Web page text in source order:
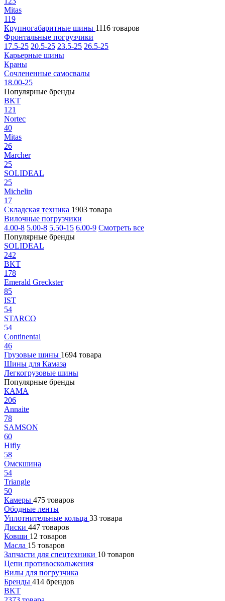
Mitas
119
Крупногабаритные шины 1116 товаров
Фронтальные погрузчики
17.5-25 20.5-25 23.5-25 26.5-25
Карьерные шины
Краны
Сочлененные самосвалы
18.00-25
Популярные бренды
BKT
121
Nortec
40
Mitas
26
Marcher
25
SOLIDEAL
25
Michelin
17
Складская техника 1903 товара
Вилочные погрузчики
4.00-8 5.00-8 5.50-15 6.00-9 Смотреть все
Популярные бренды
SOLIDEAL
242
BKT
178
Emerald Greckster
85
IST
54
STARCO
54
Continental
46
Грузовые шины 1694 товара
Шины для Камаза
Легкогрузовые шины
Популярные бренды
КАМА
206
Annaite
78
SAMSON
60
Hifly
58
Омскшина
54
Triangle
50
Камеры 475 товаров
Ободные ленты
Уплотнительные кольца 33 товара
Диски 447 товаров
Ковши 12 товаров
Масла 15 товаров
Запчасти для спецтехники 10 товаров
Цепи противоскольжения
Вилы для погрузчика
Бренды 414 брендов
BKT